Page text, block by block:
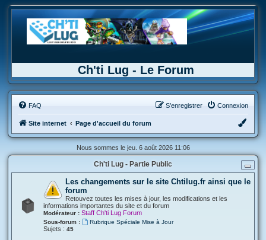
Ch'ti Lug - Le Forum
FAQ Connexion
S’enregistrer
Site internet Page d'accueil du forum
Nous sommes le jeu. 6 août 2026 11:06
Ch'ti Lug - Partie Public
Les changements sur le site Chtilug.fr ainsi que le
forum
Retouvez toutes les mises à jour, les modifications et les
informations importantes du site et du forum
Modérateur : Staff Ch'ti Lug Forum
Sous-forum : Rubrique Spéciale Mise à Jour
Sujets : 45